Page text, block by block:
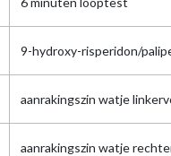
9-hydroxy-risperidon/
aanrakingszin watje
aanrakingszin watje